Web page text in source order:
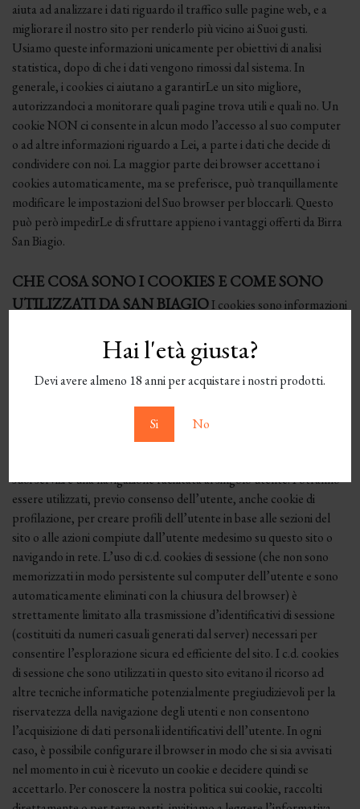
Hai l'età giusta?
Devi avere almeno 18 anni per acquistare i nostri prodotti.
Si No
aiuta ad analizzare i dati riguardo il traffico sulle pagine web, e a
migliorare il nostro sito per renderlo più vicino ai Suoi gusti.
Usiamo queste informazioni unicamente per obiettivi di analisi
statistica, dopo di che i dati vengono rimossi dal sistema. In
generale, i cookies ci aiutano a garantirLe un sito migliore,
autorizzandoci a monitorare quali pagine trova utili e quali no. Un
cookie NON ci consente in alcun modo l’accesso al suo computer
o ad altre informazioni riguardo a Lei, a parte i dati che decide di
condividere con noi. La maggior parte dei browser accettano i
cookies automaticamente, ma se preferisce, può tranquillamente
modificare le impostazioni del Suo browser per bloccarli. Questo
può però impedirLe di sfruttare appieno i vantaggi offerti da Birra
San Biagio.
CHE COSA SONO I COOKIES E COME SONO
UTILIZZATI DA SAN BIAGIOI cookies sono informazioni
a un Web server e che si riferiscono al Suo utilizzo della rete. Di
conseguenza, permetto-no di conoscere i servizi, i siti frequentati e
le opzioni che, navigando in rete, sono state manifestate. Queste
informazioni non sono, quindi, fornite spontaneamente e
direttamente, ma lasciano traccia I dati rilevati attraverso i cookies
saranno utilizzati per esigenze di carattere tecnico, al fine di
suoi servizi e una navigazione facilitata al singolo utente. Potranno
essere utilizzati, previo consenso dell’utente, anche cookie di
profilazione, per creare profili dell’utente in base alle sezioni del
sito o alle azioni compiute dall’utente medesimo su questo sito o
navigando in rete. L’uso di c.d. cookies di sessione (che non sono
memorizzati in modo persistente sul computer dell’utente e sono
automaticamente eliminati con la chiusura del browser) è
strettamente limitato alla trasmissione d’identificativi di sessione
(costituiti da numeri casuali generati dal server) necessari per
consentire l’esplorazione sicura ed efficiente del sito. I c.d. cookies
di sessione che sono utilizzati in questo sito evitano il ricorso ad
altre tecniche informatiche potenzialmente pregiudizievoli per la
riservatezza della navigazione degli utenti e non consentono
l’acquisizione di dati personali identificativi dell’utente. In ogni
caso, è possibile configurare il browser in modo che si sia avvisati
nel momento in cui è ricevuto un cookie e decidere quindi se
accettarlo. Per conoscere la nostra politica sui cookie, raccolti